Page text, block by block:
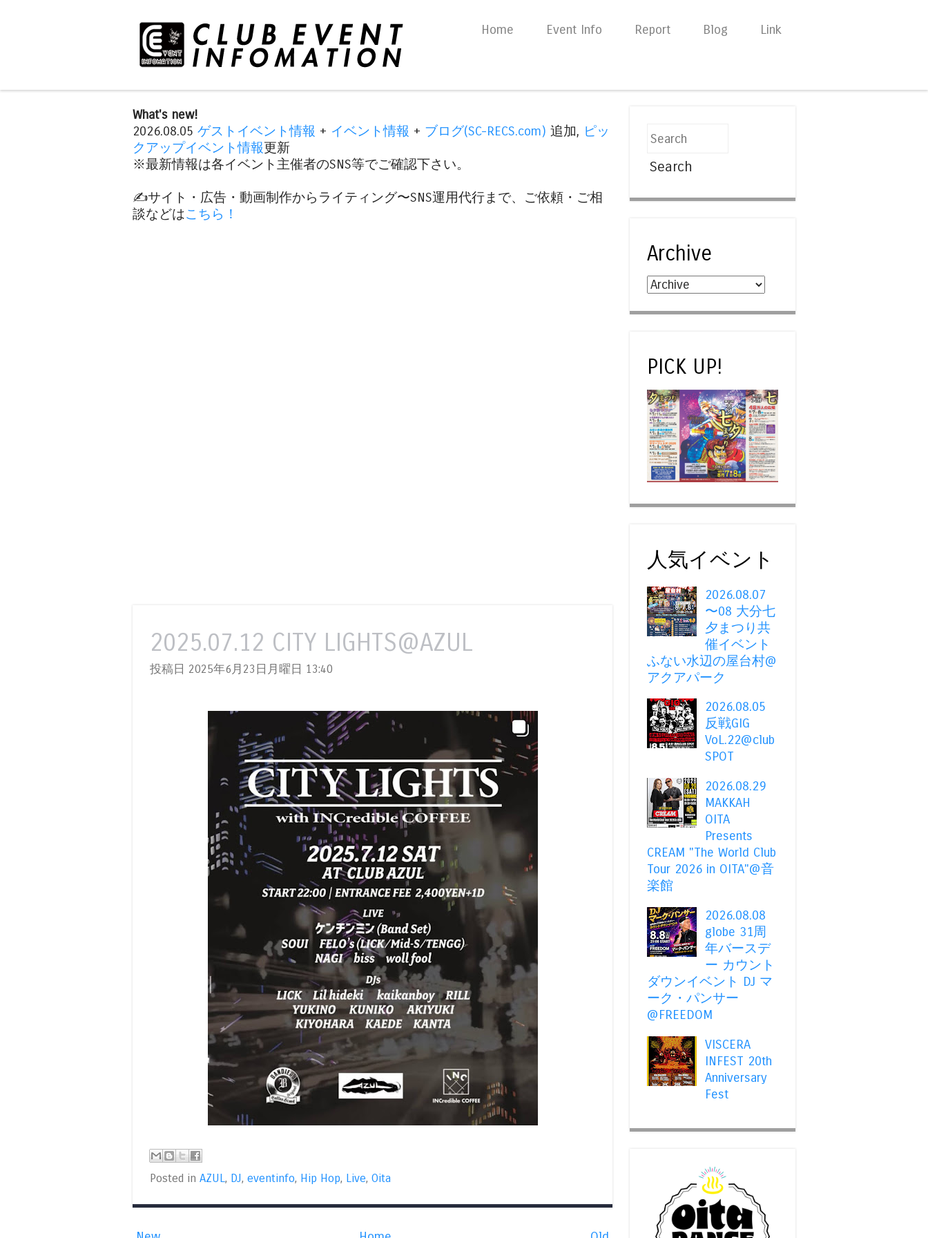
Skip to content
Home Event Info Report Blog Link
What's new!
2026.08.05 ゲストイベント情報 + イベント情報 + ブログ(SC-RECS.com) 追加, ピッ
クアップイベント情報更新
※最新情報は各イベント主催者のSNS等でご確認下さい。
✍️サイト・広告・動画制作からライティング〜SNS運用代行まで、ご依頼・ご相
談などはこちら！
2025.07.12 CITY LIGHTS@AZUL
投稿日 2025年6月23日月曜日 13:40
Posted in AZUL, DJ, eventinfo, Hip Hop, Live, Oita
Search
Archive
PICK UP!
人気イベント
2026.08.07
〜08 大分七
夕まつり共
催イベント
ふない水辺の屋台村@
アクアパーク
2026.08.05
反戦GIG
VoL.22@club
SPOT
2026.08.29
MAKKAH
OITA
Presents
CREAM "The World Club
Tour 2026 in OITA"@音
楽館
2026.08.08
globe 31周
年バースデ
ー カウント
ダウンイベント DJ マ
ーク・パンサー
@FREEDOM
VISCERA
INFEST 20th
Anniversary
Fest